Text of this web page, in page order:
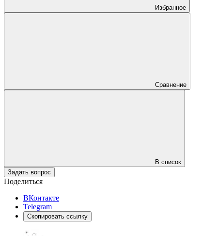
Избранное
Сравнение
В список
Задать вопрос
Поделиться
ВКонтакте
Telegram
Скопировать ссылку